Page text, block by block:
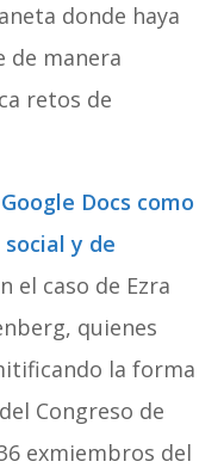
donde haya
de manera
retos de
Docs como
y de
el caso de Ezra
quienes
la forma
Congreso de
exmiembros del